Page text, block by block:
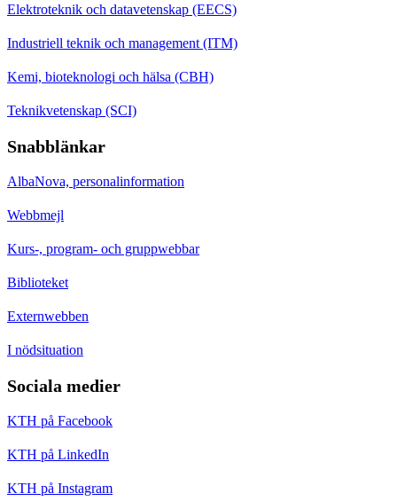
Elektroteknik och datavetenskap (EECS)
Industriell teknik och management (ITM)
Kemi, bioteknologi och hälsa (CBH)
Teknikvetenskap (SCI)
Snabblänkar
AlbaNova, personalinformation
Webbmejl
Kurs-, program- och gruppwebbar
Biblioteket
Externwebben
I nödsituation
Sociala medier
KTH på Facebook
KTH på LinkedIn
KTH på Instagram